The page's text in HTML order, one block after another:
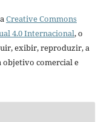
Creative Commons
4.0 Internacional, o
exibir, reproduzir, a
objetivo comercial e